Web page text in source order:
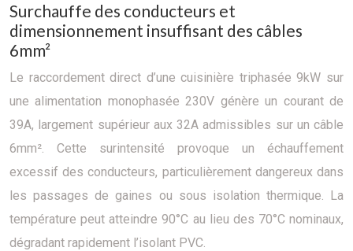
Surchauffe des conducteurs et
dimensionnement insuffisant des câbles
6mm²
Le raccordement direct d’une cuisinière triphasée 9kW sur
une alimentation monophasée 230V génère un courant de
39A, largement supérieur aux 32A admissibles sur un câble
6mm². Cette surintensité provoque un échauffement
excessif des conducteurs, particulièrement dangereux dans
les passages de gaines ou sous isolation thermique. La
température peut atteindre 90°C au lieu des 70°C nominaux,
dégradant rapidement l’isolant PVC.